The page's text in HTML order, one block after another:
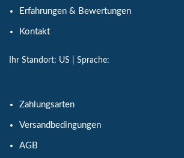
Erfahrungen & Bewertungen
Kontakt
Ihr Standort: US | Sprache:
Zahlungsarten
Versandbedingungen
AGB